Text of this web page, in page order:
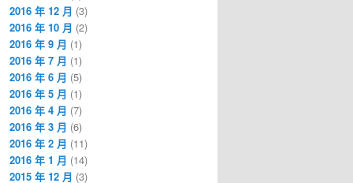
2016 年 12 月 (3)
2016 年 10 月 (2)
2016 年 9 月 (1)
2016 年 7 月 (1)
2016 年 6 月 (5)
2016 年 5 月 (1)
2016 年 4 月 (7)
2016 年 3 月 (6)
2016 年 2 月 (11)
2016 年 1 月 (14)
2015 年 12 月 (3)